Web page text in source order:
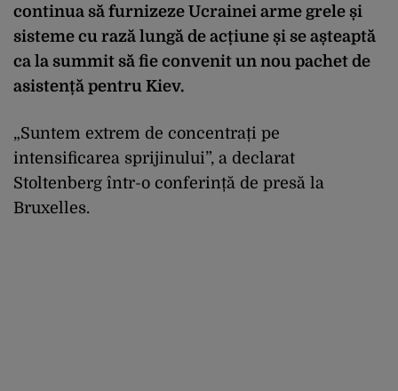
continua să furnizeze Ucrainei arme grele și
sisteme cu rază lungă de acțiune și se așteaptă
ca la summit să fie convenit un nou pachet de
asistență pentru Kiev.
„Suntem extrem de concentrați pe
intensificarea sprijinului”, a declarat
Stoltenberg într-o conferință de presă la
Bruxelles.